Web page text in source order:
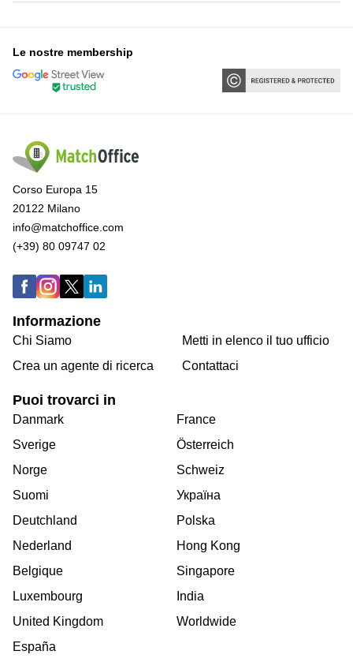
Le nostre membership
Corso Europa 15
20122 Milano
info@matchoffice.com
(+39) 80 09747 02
Informazione
Chi Siamo
Crea un agente di ricerca
Metti in elenco il tuo ufficio
Contattaci
Puoi trovarci in
Danmark
Sverige
Norge
Suomi
Deutchland
Nederland
Belgique
Luxembourg
United Kingdom
España
France
Österreich
Schweiz
Україна
Polska
Hong Kong
Singapore
India
Worldwide